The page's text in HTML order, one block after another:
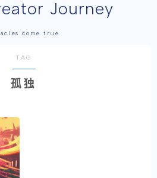
Journey
come true
TAG
孤独